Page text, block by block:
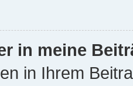
in meine
in Ihrem